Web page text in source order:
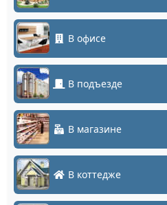
В офисе
В подъезде
В магазине
В коттедже